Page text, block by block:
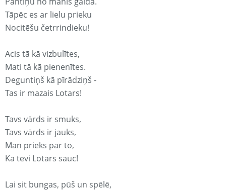
Tāpēc es ar lielu prieku
Nocitēšu četrrindieku!
Acis tā kā vizbulītes,
Mati tā kā pienenītes.
Deguntiņš kā pīrādziņš -
Tas ir mazais Lotars!
Tavs vārds ir smuks,
Tavs vārds ir jauks,
Man prieks par to,
Ka tevi Lotars sauc!
Lai sit bungas, pūš un spēlē,